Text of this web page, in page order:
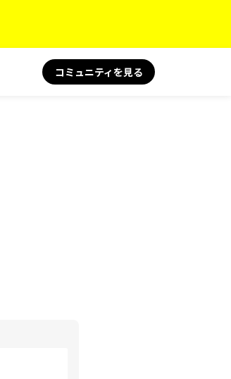
コミュニティを見る